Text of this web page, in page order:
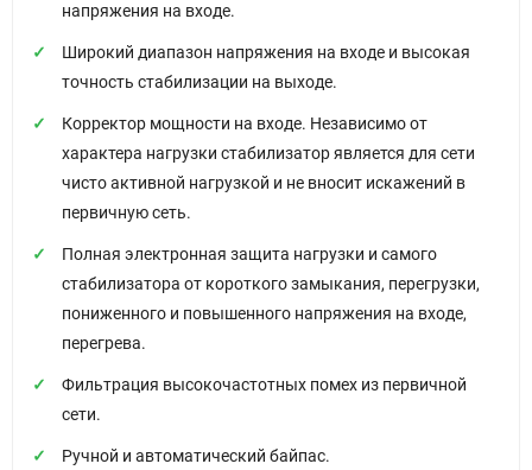
напряжения на входе.
Широкий диапазон напряжения на входе и высокая
точность стабилизации на выходе.
Корректор мощности на входе. Независимо от
характера нагрузки стабилизатор является для сети
чисто активной нагрузкой и не вносит искажений в
первичную сеть.
Полная электронная защита нагрузки и самого
стабилизатора от короткого замыкания, перегрузки,
пониженного и повышенного напряжения на входе,
перегрева.
Фильтрация высокочастотных помех из первичной
сети.
Ручной и автоматический байпас.